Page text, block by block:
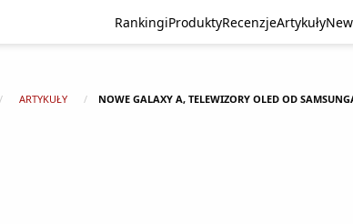
RankingiProduktyRecenzjeArtykuły
ARTYKUŁY NOWE GALAXY A, TELEWIZORY OLED OD